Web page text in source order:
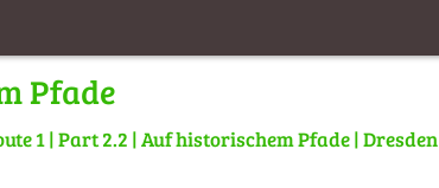
Pfade
1 | Part 2.2 | Auf historischem Pfade | Dresden